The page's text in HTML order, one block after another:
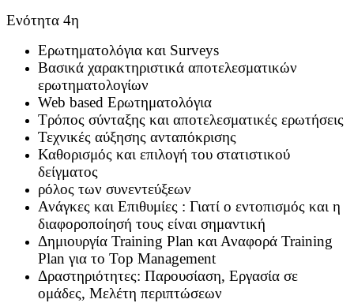
Ενότητα 4η
Ερωτηματολόγια και Surveys
Βασικά χαρακτηριστικά αποτελεσματικών
ερωτηματολογίων
Web based Ερωτηματολόγια
Τρόπος σύνταξης και αποτελεσματικές ερωτήσεις
Τεχνικές αύξησης ανταπόκρισης
Καθορισμός και επιλογή του στατιστικού
δείγματος
ρόλος των συνεντεύξεων
Ανάγκες και Επιθυμίες : Γιατί ο εντοπισμός και η
διαφοροποίησή τους είναι σημαντική
Δημιουργία Training Plan και Αναφορά Training
Plan για το Top Management
Δραστηριότητες: Παρουσίαση, Εργασία σε
ομάδες, Μελέτη περιπτώσεων